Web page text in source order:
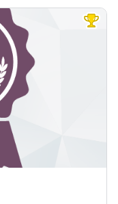
POS and Studio.
this 125-
PASS.
1 point.
you ½ point.
is worth 0 point.